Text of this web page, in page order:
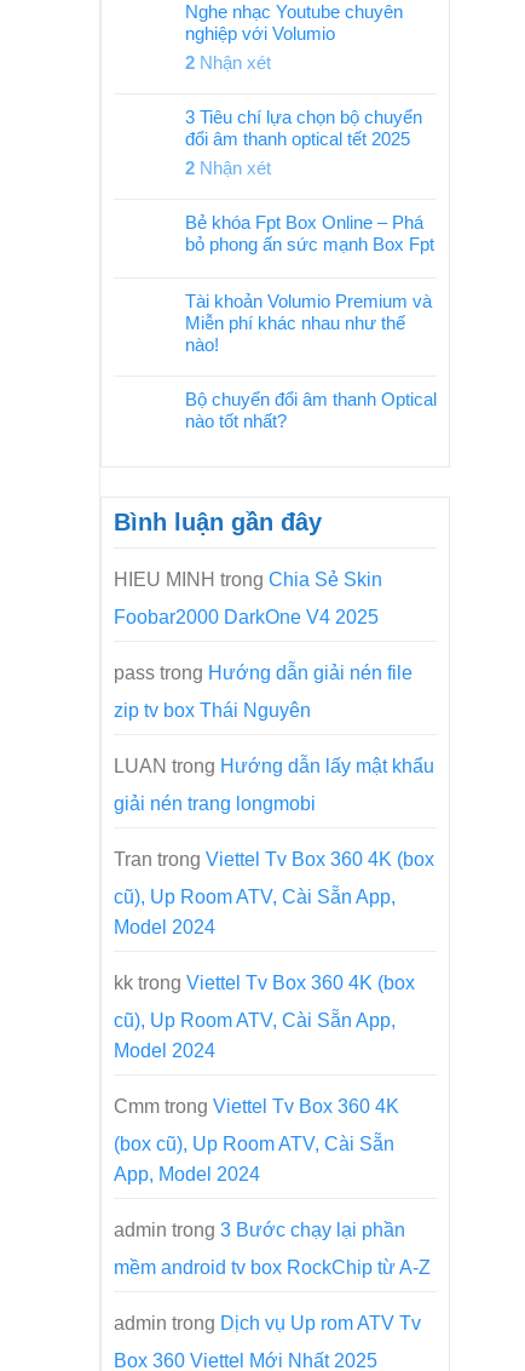
Nghe nhạc Youtube chuyên
nghiệp với Volumio
2 Nhận xét
3 Tiêu chí lựa chọn bộ chuyển
đổi âm thanh optical tết 2025
2 Nhận xét
Bẻ khóa Fpt Box Online – Phá
bỏ phong ấn sức mạnh Box Fpt
Tài khoản Volumio Premium và
Miễn phí khác nhau như thế
nào!
Bộ chuyển đổi âm thanh Optical
nào tốt nhất?
Bình luận gần đây
HIEU MINH trong Chia Sẻ Skin
Foobar2000 DarkOne V4 2025
pass trong Hướng dẫn giải nén file
zip tv box Thái Nguyên
LUAN trong Hướng dẫn lấy mật khẩu
giải nén trang longmobi
Tran trong Viettel Tv Box 360 4K (box
cũ), Up Room ATV, Cài Sẵn App,
Model 2024
kk trong Viettel Tv Box 360 4K (box
cũ), Up Room ATV, Cài Sẵn App,
Model 2024
Cmm trong Viettel Tv Box 360 4K
(box cũ), Up Room ATV, Cài Sẵn
App, Model 2024
admin trong 3 Bước chạy lại phần
mềm android tv box RockChip từ A-Z
admin trong Dịch vụ Up rom ATV Tv
Box 360 Viettel Mới Nhất 2025